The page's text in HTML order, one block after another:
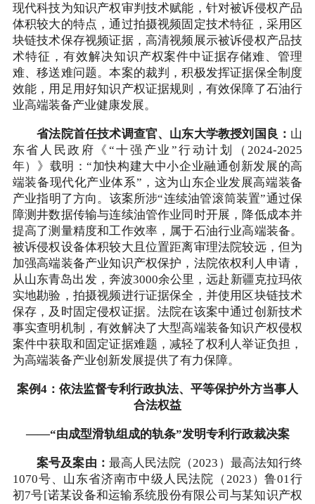
现代科技为知识产权审判技术赋能，针对被诉侵权产品
体积较大的特点，通过拍摄视频固定技术特征，采用区
块链技术保存视频证据，高清视频展示被诉侵权产品技
术特征，有效解决知识产权案件中证据存储难、管理
难、移送难问题。本案的裁判，积极发挥证据保全制度
效能，用足用好知识产权证据规则，有效保障了石油行
业高端装备产业健康发展。
省法院首任技术调查官、山东大学教授刘国良： 山
东省人民政府《“十强产业”行动计划（2024-2025
年）》载明：“加快构建大中小企业融通创新发展的高
端装备现代化产业体系”，这为山东企业发展高端装备
产业指明了方向。该案所涉“连续油管滚筒装置”通过保
障测井数据传输与连续油管作业同时开展，降低成本并
提高了测量精度和工作效率，属于石油行业高端装备。
被诉侵权设备体积较大且位置距离审理法院较远，但为
加强高端装备产业知识产权保护，法院依权利人申请，
从山东青岛出发，奔波3000余公里，远赴新疆克拉玛依
实地勘验，拍摄视频进行证据保全，并使用区块链技术
保存，及时固定侵权证据。法院在该案中通过创新技术
事实查明机制，有效解决了大型高端装备知识产权侵权
案件中获取和固定证据难题，减轻了权利人举证负担，
为高端装备产业创新发展提供了有力保障。
案例4：依法监督专利行政执法、平等保护外方当事人
合法权益
——“由成型滑轨组成的轨条”发明专利行政裁决案
案号及案由： 最高人民法院（2023）最高法知行终
1070号、山东省济南市中级人民法院（2023）鲁01行
初7号[诺某设备和运输系统股份有限公司与某知识产权